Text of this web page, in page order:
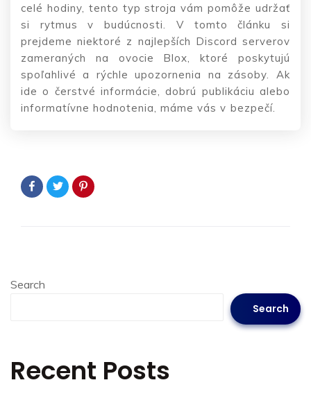
celé hodiny, tento typ stroja vám pomôže udržať
si rytmus v budúcnosti. V tomto článku si
prejdeme niektoré z najlepších Discord serverov
zameraných na ovocie Blox, ktoré poskytujú
spoľahlivé a rýchle upozornenia na zásoby. Ak
ide o čerstvé informácie, dobrú publikáciu alebo
informatívne hodnotenia, máme vás v bezpečí.
Search
Search
Recent Posts